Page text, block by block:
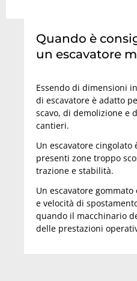
Quando è
un escavatore
Essendo di dimensioni
di escavatore è adatto
scavo, di demolizione e
cantieri.
Un escavatore
presenti zone troppo
trazione e stabilità.
Un escavatore
e velocità di
quando il macchinario
delle prestazioni